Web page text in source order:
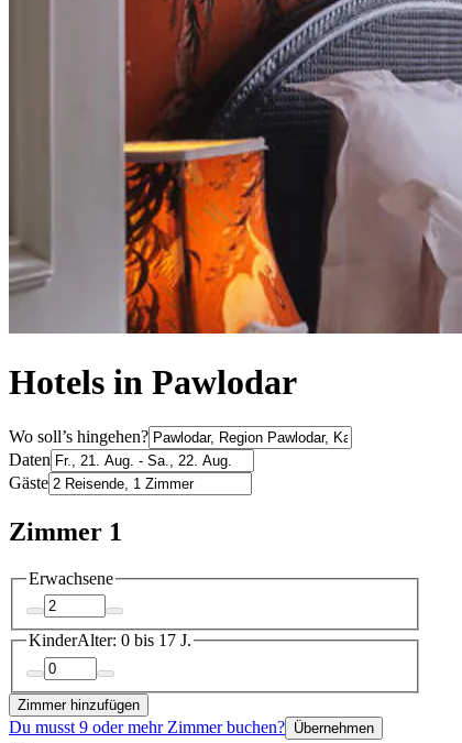
Hotels in Pawlodar
Wo soll’s hingehen?
Daten
Gäste
Zimmer 1
Erwachsene
KinderAlter: 0 bis 17 J.
Zimmer hinzufügen
Du musst 9 oder mehr Zimmer buchen? Übernehmen